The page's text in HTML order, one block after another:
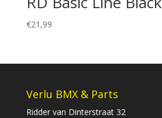
€21,99
Verlu BMX & Parts
Ridder van Dinterstraat 32